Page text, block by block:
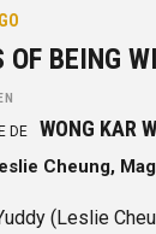
OF BEING
DE WONG KAR
Cheung,
(Leslie